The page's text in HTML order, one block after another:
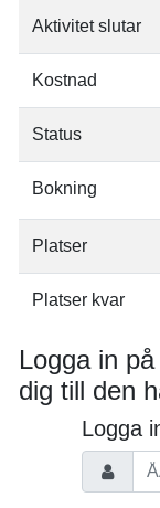
Aktivitet slutar
Kostnad
Status
Bokning
Platser
Platser kvar
Logga in
dig till den
Logga